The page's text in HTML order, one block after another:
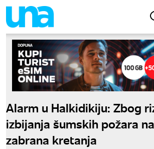
Alarm u Halkidikiju: Zbog
izbijanja šumskih požara
zabrana kretanja